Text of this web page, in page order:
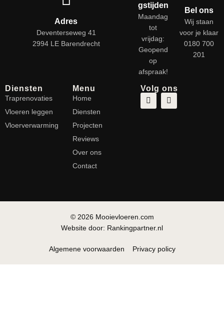
Adres
Deventerseweg 41
2994 LE Barendrecht
gstijden
Maandag
tot
vrijdag:
Geopend
op
afspraak!
Bel ons
Wij staan
voor je klaar
0180 700
201
Diensten
Traprenovaties
Vloeren leggen
Vloerverwarming
Menu
Home
Diensten
Projecten
Reviews
Over ons
Contact
Volg ons
© 2026 Mooievloeren.com
Website door: Rankingpartner.nl
Algemene voorwaarden Privacy policy